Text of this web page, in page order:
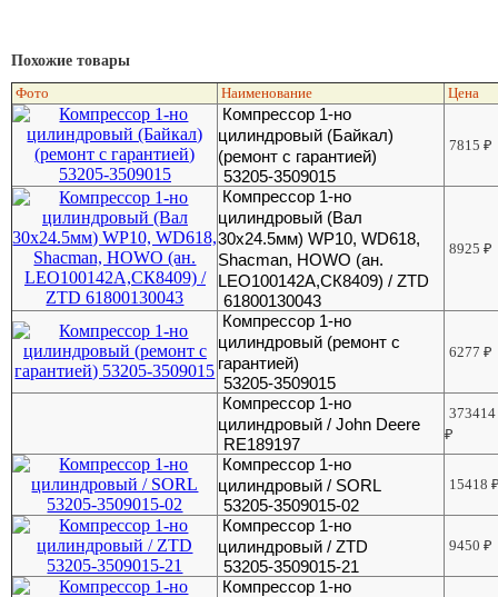
Похожие товары
Фото Наименование Цена
Компрессор 1-но
цилиндровый (Байкал)
(ремонт с гарантией)
53205-3509015
7815₽
Компрессор 1-но
цилиндровый (Вал
30х24.5мм) WP10, WD618,
Shacman, HOWO (ан.
LEO100142A,СК8409) / ZTD
61800130043
8925₽
Компрессор 1-но
цилиндровый (ремонт с
гарантией)
53205-3509015
6277₽
Компрессор 1-но
цилиндровый / John Deere
RE189197
373414
₽
Компрессор 1-но
цилиндровый / SORL
53205-3509015-02
15418
Компрессор 1-но
цилиндровый / ZTD
53205-3509015-21
9450₽
Компрессор 1-но